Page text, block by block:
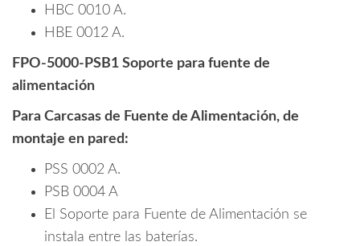
HBC 0010 A.
HBE 0012 A.
FPO-5000-PSB1 Soporte para fuente de
alimentación
Para Carcasas de Fuente de Alimentación, de
montaje en pared:
PSS 0002 A.
PSB 0004 A
El Soporte para Fuente de Alimentación se
instala entre las baterías.